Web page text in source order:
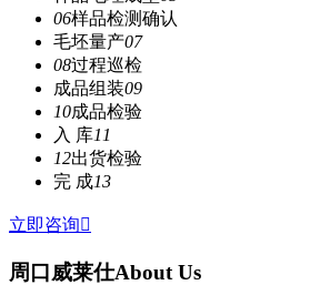
06样品检测确认
毛坯量产07
08过程巡检
成品组装09
10成品检验
入 库11
12出货检验
完 成13
立即咨询
周口威莱仕About Us